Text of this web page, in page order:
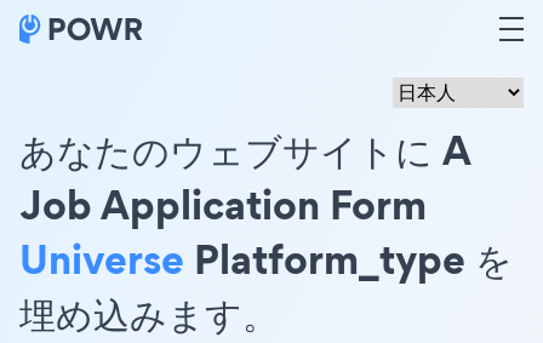
あなたのウェブサイトに A
Job Application Form
Universe Platform_type を
埋め込みます。